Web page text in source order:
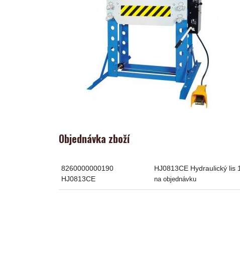
Objednávka zboží
8260000000190
HJ0813CE
HJ0813CE Hydraulický lis
na objednávku